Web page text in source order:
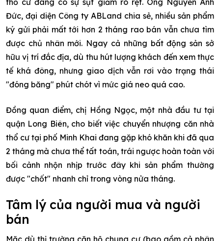
Đức, đại diện Công ty ABLand chia sẻ, nhiều sản phẩm
ký gửi phải mất tới hơn 2 tháng rao bán vẫn chưa tìm
được chủ nhân mới. Ngay cả những bất động sản sở
hữu vị trí đắc địa, dù thu hút lượng khách đến xem thực
tế khá đông, nhưng giao dịch vẫn rơi vào trạng thái
"đóng băng" phút chót vì mức giá neo quá cao.
Đồng quan điểm, chị Hồng Ngọc, một nhà đầu tư tại
quận Long Biên, cho biết việc chuyển nhượng căn nhà
thổ cư tại phố Minh Khai đang gặp khó khăn khi đã qua
2 tháng mà chưa thể tất toán, trái ngược hoàn toàn với
bối cảnh nhộn nhịp trước đây khi sản phẩm thường
được "chốt" nhanh chỉ trong vòng nửa tháng.
Tâm lý của người mua và người
bán